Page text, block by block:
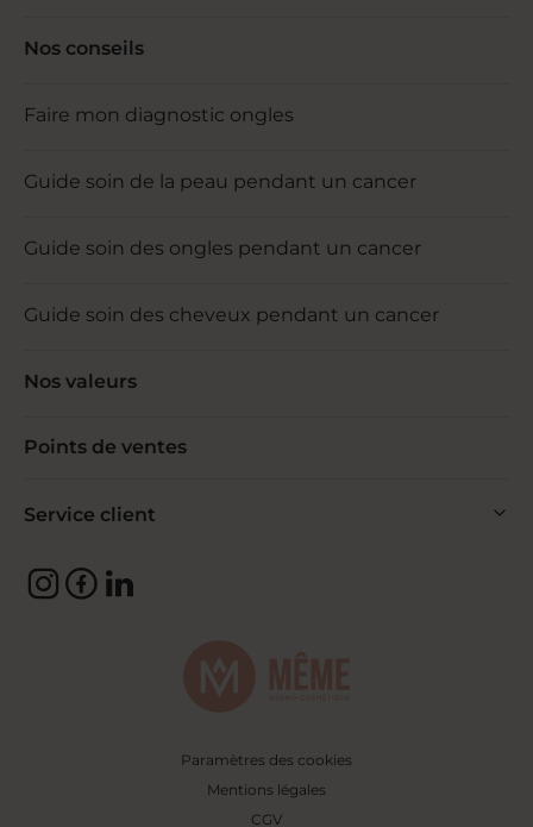
Nos conseils
Faire mon diagnostic ongles
Guide soin de la peau pendant un cancer
Guide soin des ongles pendant un cancer
Guide soin des cheveux pendant un cancer
Nos valeurs
Points de ventes
Service client
Paramètres des cookies
Mentions légales
CGV